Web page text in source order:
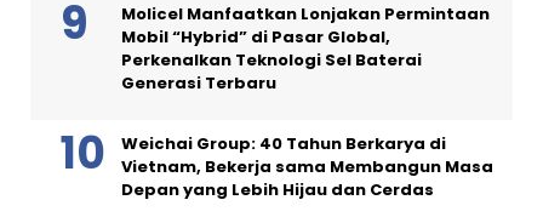
Molicel Manfaatkan Lonjakan Permintaan
Mobil “Hybrid” di Pasar Global,
Perkenalkan Teknologi Sel Baterai
Generasi Terbaru
Weichai Group: 40 Tahun Berkarya di
Vietnam, Bekerja sama Membangun Masa
Depan yang Lebih Hijau dan Cerdas